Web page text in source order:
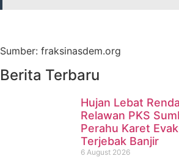
Sumber: fraksinasdem.org
Berita Terbaru
Hujan Lebat
Relawan PKS
Perahu Karet
Terjebak Banjir
6 August 2026